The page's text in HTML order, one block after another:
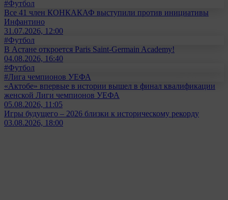
#Футбол
Все 41 член КОНКАКАФ выступили против инициативы
Инфантино
31.07.2026, 12:00
#Футбол
В Астане откроется Paris Saint-Germain Academy!
04.08.2026, 16:40
#Футбол
#Лига чемпионов УЕФА
«Актобе» впервые в истории вышел в финал квалификации
женской Лиги чемпионов УЕФА
05.08.2026, 11:05
Игры будущего – 2026 близки к историческому рекорду
03.08.2026, 18:00